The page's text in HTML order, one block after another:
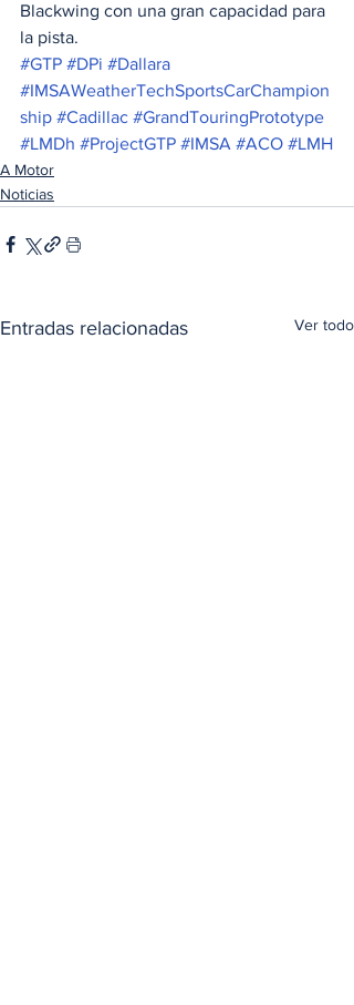
Blackwing con una gran capacidad para
la pista.
#GTP #DPi #Dallara
#IMSAWeatherTechSportsCarChampion
ship #Cadillac #GrandTouringPrototype
#LMDh #ProjectGTP #IMSA #ACO #LMH
A Motor
Noticias
Entradas relacionadas Ver todo